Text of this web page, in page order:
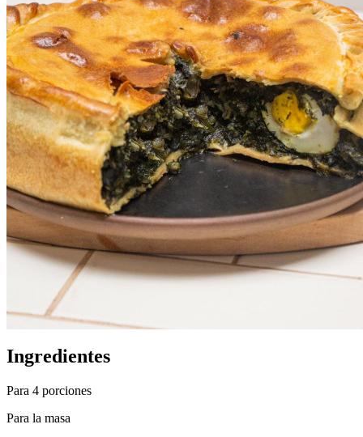
Ingredientes
Para 4 porciones
Para la masa